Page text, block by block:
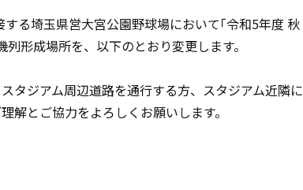
る埼玉県営大宮公園野球場において｢令和5年度 秋
形成場所を、以下のとおり変更します。
タジアム周辺道路を通行する方、スタジアム近隣に
解とご協力をよろしくお願いします。